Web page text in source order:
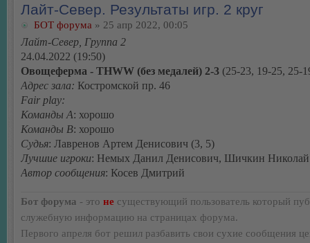
Лайт-Север. Результаты игр. 2 круг
БОТ форума » 25 апр 2022, 00:05
Лайт-Север, Группа 2
24.04.2022 (19:50)
Овощеферма - THWW (без медалей) 2-3 (25-23, 19-25, 25-
Адрес зала: Костромской пр. 46
Fair play:
Команды А: хорошо
Команды В: хорошо
Судья: Лавренов Артем Денисович (3, 5)
Лучшие игроки: Немых Данил Денисович, Шичкин Николай
Автор сообщения: Косев Дмитрий
Бот форума - это не существующий пользователь который
служебную информацию на страницах форума.
Первого апреля бот решил разбавить свои сухие сообщения